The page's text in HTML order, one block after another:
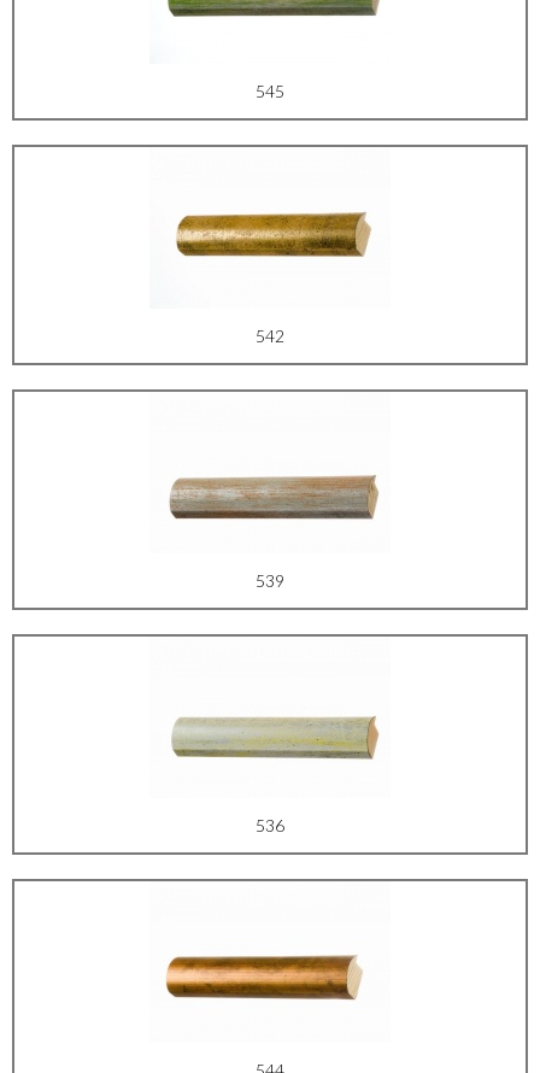
545
542
539
536